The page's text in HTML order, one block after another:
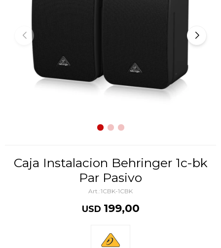
Caja Instalacion Behringer 1c-bk
Par Pasivo
1CBK-1CBK
USD 199,00